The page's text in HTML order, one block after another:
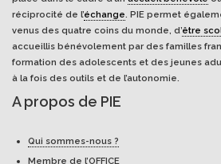
réciprocité de l’échange. PIE permet
venus des quatre coins du monde, d’être
accueillis bénévolement par des familles
formation des adolescents et des jeunes
à la fois des outils et de l’autonomie.
A propos de PIE
Qui sommes-nous ?
Membre de l’OFFICE